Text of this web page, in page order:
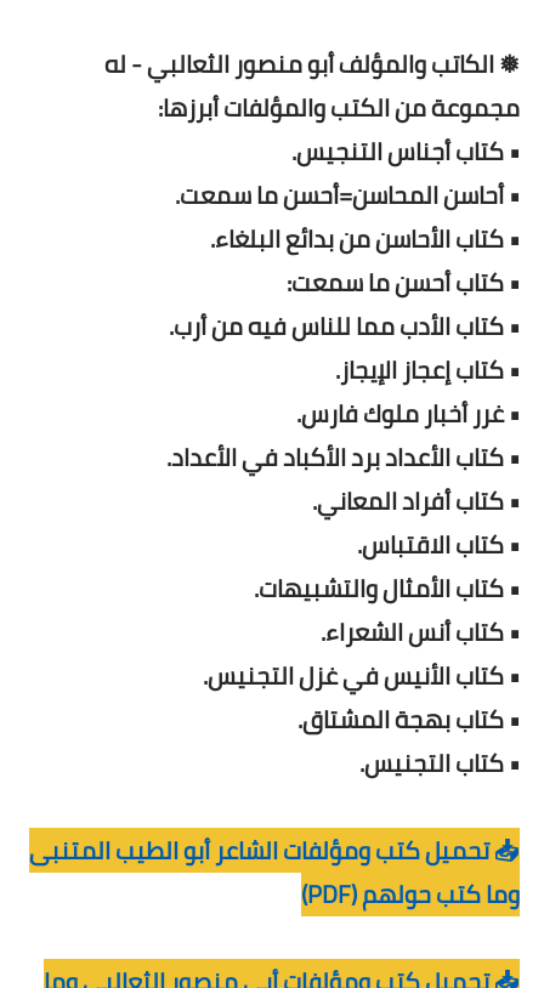
❅ الكاتب والمؤلف أبو منصور الثعالبي - له
مجموعة من الكتب والمؤلفات أبرزها:
• كتاب أجناس التنجيس.
• أحاسن المحاسن=أحسن ما سمعت.
• كتاب الأحاسن من بدائع البلغاء.
• كتاب أحسن ما سمعت:
• كتاب الأدب مما للناس فيه من أرب.
• كتاب إعجاز الإيجاز.
• غرر أخبار ملوك فارس.
• كتاب الأعداد برد الأكباد في الأعداد.
• كتاب أفراد المعاني.
• كتاب الاقتباس.
• كتاب الأمثال والتشبيهات.
• كتاب أنس الشعراء.
• كتاب الأنيس في غزل التجنيس.
• كتاب بهجة المشتاق.
• كتاب التجنيس.
📥 تحميل كتب ومؤلفات الشاعر أبو الطيب المتنبى
وما كتب حولهم (PDF)